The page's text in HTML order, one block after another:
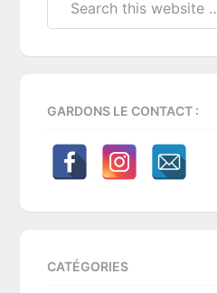
GARDONS LE CONTACT :
CATÉGORIES